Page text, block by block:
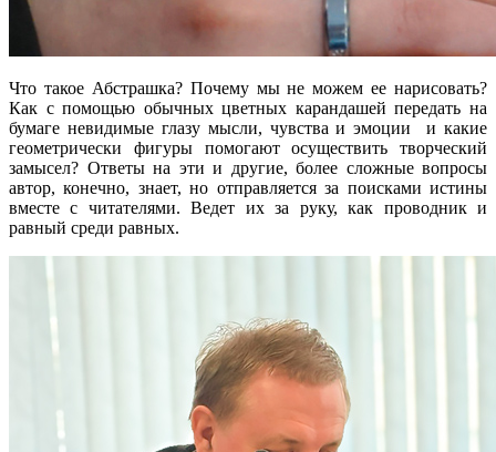
Что такое Абстрашка? Почему мы не можем ее нарисовать?
Как с помощью обычных цветных карандашей передать на
бумаге невидимые глазу мысли, чувства и эмоции и какие
геометрически фигуры помогают осуществить творческий
замысел? Ответы на эти и другие, более сложные вопросы
автор, конечно, знает, но отправляется за поисками истины
вместе с читателями. Ведет их за руку, как проводник и
равный среди равных.